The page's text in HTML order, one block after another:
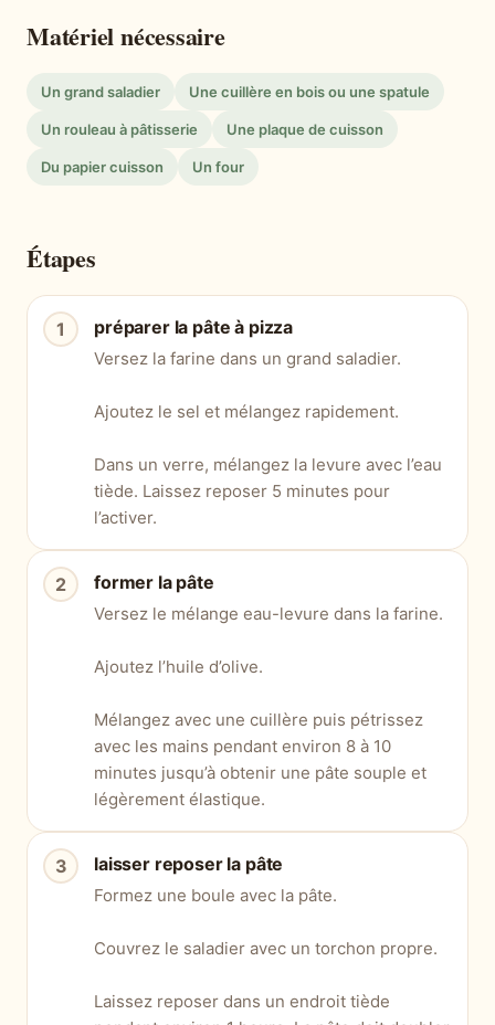
Matériel nécessaire
Un grand saladier Une cuillère en bois ou une spatule
Un rouleau à pâtisserie Une plaque de cuisson
Du papier cuisson Un four
Étapes
préparer la pâte à pizza
Versez la farine dans un grand saladier.
Ajoutez le sel et mélangez rapidement.
Dans un verre, mélangez la levure avec l’eau
tiède. Laissez reposer 5 minutes pour
l’activer.
former la pâte
Versez le mélange eau-levure dans la farine.
Ajoutez l’huile d’olive.
Mélangez avec une cuillère puis pétrissez
avec les mains pendant environ 8 à 10
minutes jusqu’à obtenir une pâte souple et
légèrement élastique.
laisser reposer la pâte
Formez une boule avec la pâte.
Couvrez le saladier avec un torchon propre.
Laissez reposer dans un endroit tiède